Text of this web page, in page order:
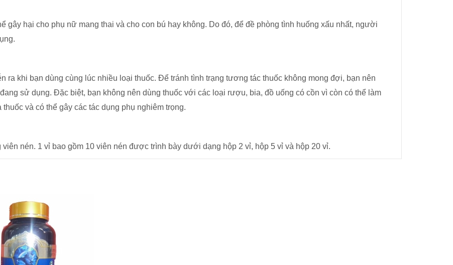
gây hại cho phụ nữ mang thai và cho con bú hay không. Do đó, để đề phòng tình huống xấu nhất, người
ra khi bạn dùng cùng lúc nhiều loại thuốc. Để tránh tình trạng tương tác thuốc không mong đợi, bạn nên
sử dụng. Đặc biệt, bạn không nên dùng thuốc với các loại rượu, bia, đồ uống có cồn vì còn có thể làm
và có thể gây các tác dụng phụ nghiêm trọng.
nén. 1 vỉ bao gồm 10 viên nén được trình bày dưới dạng hộp 2 vỉ, hộp 5 vỉ và hộp 20 vỉ.